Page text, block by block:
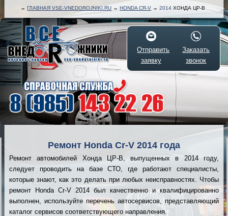
→ГЛАВНАЯ VSE-VNEDOROJNIKI.RU →HONDA CR-V →2014 ХОНДА ЦР-В
Отправить
заявку
Заказать
звонок
Ремонт Honda Cr-V 2014 года
Ремонт автомобилей Хонда ЦР-В, выпущенных в 2014 году,
следует проводить на базе СТО, где работают специалисты,
которые знают, как это делать при любых неисправностях. Чтобы
ремонт Honda Cr-V 2014 был качественно и квалифицированно
выполнен, используйте перечень автосервисов, представляющий
каталог сервисов соответствующего направления.